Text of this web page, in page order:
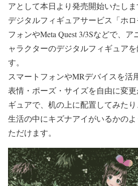
アとして本日より発売開始いたしま
デジタルフィギュアサービス「ホ
フォンやMeta Quest 3/3Sなどで、
ャラクターのデジタルフィギュア
す。
スマートフォンやMRデバイスを活
表情・ポーズ・サイズを自由に変
ギュアで、机の上に配置してみた
生活の中にキズナアイがいるかの
ただけます。